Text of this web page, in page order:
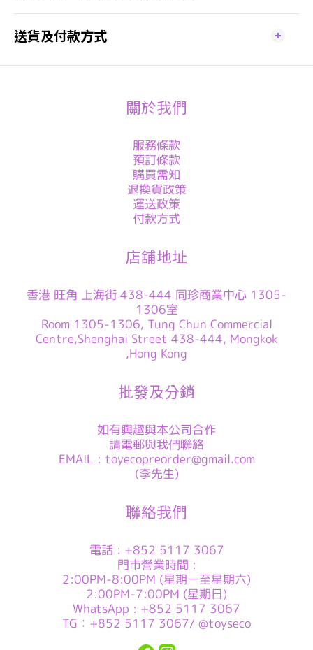
送貨及付款方式
關於我們
服務條款
預訂條款
購買需知
退換貨政策
運送政策
付款方式
店舖地址
香港 旺角 上海街 438-444 同珍商業中心 1305-
1306室
Room 1305-1306, Tung Chun Commercial
Centre,Shenghai Street 438-444, Mongkok
,Hong Kong
批發及分銷
如有興趣與本公司合作
請電郵與我們聯絡
EMAIL : toyecopreorder@gmail.com
(李先生)
聯絡我們
電話 : +852 5117 3067
門市營業時間 :
2:00PM-8:00PM (星期一至星期六)
2:00PM-7:00PM (星期日)
WhatsApp : +852 5117 3067
TG：+852 5117 3067/ @toyseco